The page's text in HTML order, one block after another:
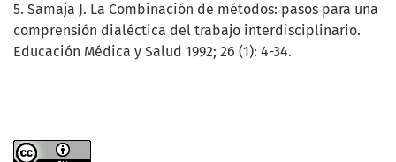
5. Samaja J. La Combinación de métodos: pasos para una
comprensión dialéctica del trabajo interdisciplinario.
Educación Médica y Salud 1992; 26 (1): 4-34.